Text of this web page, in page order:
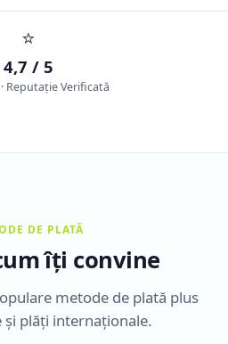
⭐
4,7 / 5
Reputație Verificată
DE PLATĂ
îți convine
metode de plată plus
plăți internaționale.